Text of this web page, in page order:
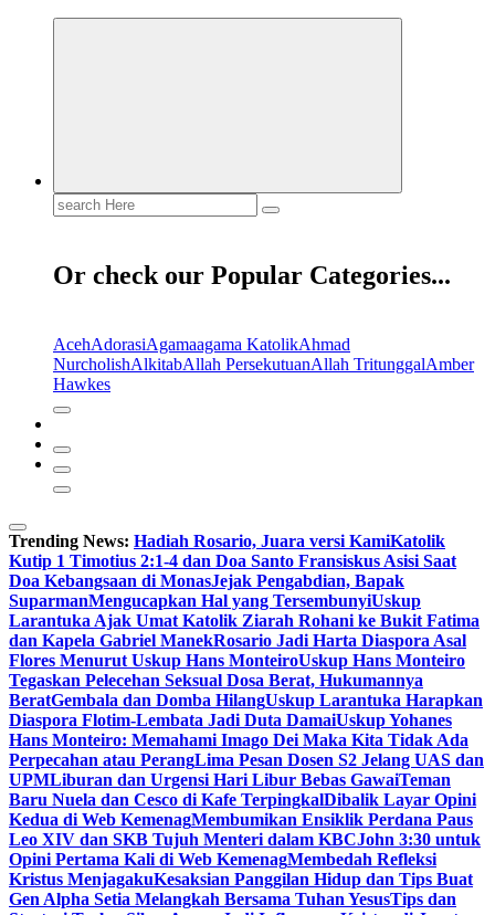
Search
for:
Or check our Popular Categories...
AcehAdorasiAgamaagama KatolikAhmad
NurcholishAlkitabAllah PersekutuanAllah TritunggalAmber
Hawkes
Trending News: Hadiah Rosario, Juara versi KamiKatolik
Kutip 1 Timotius 2:1-4 dan Doa Santo Fransiskus Asisi Saat
Doa Kebangsaan di MonasJejak Pengabdian, Bapak
SuparmanMengucapkan Hal yang TersembunyiUskup
Larantuka Ajak Umat Katolik Ziarah Rohani ke Bukit Fatima
dan Kapela Gabriel ManekRosario Jadi Harta Diaspora Asal
Flores Menurut Uskup Hans MonteiroUskup Hans Monteiro
Tegaskan Pelecehan Seksual Dosa Berat, Hukumannya
BeratGembala dan Domba HilangUskup Larantuka Harapkan
Diaspora Flotim-Lembata Jadi Duta DamaiUskup Yohanes
Hans Monteiro: Memahami Imago Dei Maka Kita Tidak Ada
Perpecahan atau PerangLima Pesan Dosen S2 Jelang UAS dan
UPMLiburan dan Urgensi Hari Libur Bebas GawaiTeman
Baru Nuela dan Cesco di Kafe TerpingkalDibalik Layar Opini
Kedua di Web KemenagMembumikan Ensiklik Perdana Paus
Leo XIV dan SKB Tujuh Menteri dalam KBCJohn 3:30 untuk
Opini Pertama Kali di Web KemenagMembedah Refleksi
Kristus MenjagakuKesaksian Panggilan Hidup dan Tips Buat
Gen Alpha Setia Melangkah Bersama Tuhan YesusTips dan